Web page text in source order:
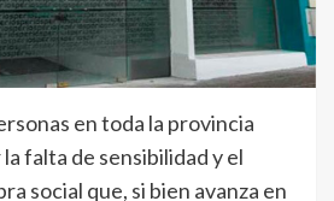
en toda la provincia
falta de sensibilidad y el
social que, si bien avanza en